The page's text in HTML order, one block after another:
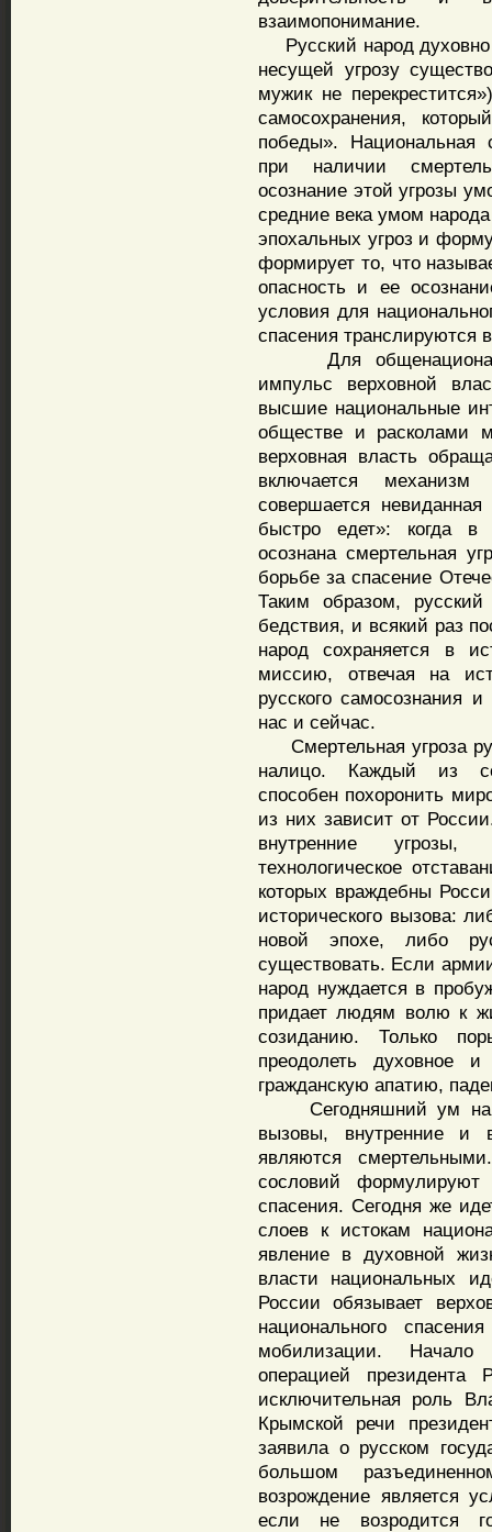
взаимопонимание.
Русский народ духовно
несущей угрозу
мужик не
самосохранения,
победы». Национальная
при наличии
осознание этой угрозы
средние века умом
эпохальных угроз и
формирует то, что
опасность и ее
условия для
спасения транслируются
Для
импульс верховной
высшие национальные
обществе и расколами
верховная власть
включается механизм
совершается
быстро едет»: когда в
осознана смертельная
борьбе за спасение
Таким образом,
бедствия, и всякий раз
народ сохраняется в
миссию, отвечая на
русского самосознания
нас и сейчас.
Смертельная угроза
налицо. Каждый из
способен похоронить
из них зависит от
внутренние угрозы,
технологическое
которых враждебны
исторического вызова:
новой эпохе, либо
существовать. Если
народ нуждается в
придает людям волю к
созиданию. Только
преодолеть духовное и
гражданскую апатию,
Сегодняшний ум
вызовы, внутренние и
являются
сословий формулируют
спасения. Сегодня же
слоев к истокам
явление в духовной
власти национальных
России обязывает
национального
мобилизации. Начало
операцией
исключительная роль
Крымской речи
заявила о русском
большом
возрождение является
если не возродится